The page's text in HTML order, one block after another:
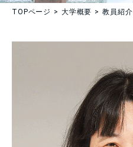
TOPページ 大学概要 教員紹介